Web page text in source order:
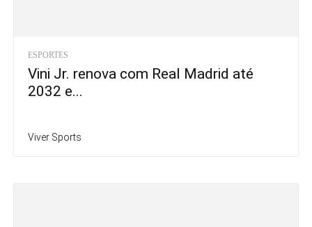
ESPORTES
Vini Jr. renova com Real Madrid até
2032 e...
Viver Sports